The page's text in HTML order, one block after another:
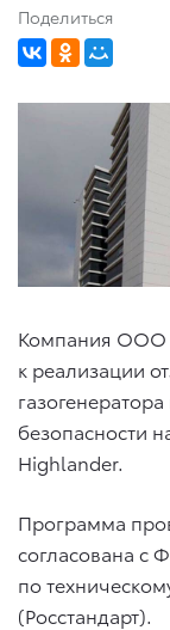
Поделиться
Компания ООО
к реализации
безопасности
Highlander.
Программа
согласована с
по
(Росстандарт).